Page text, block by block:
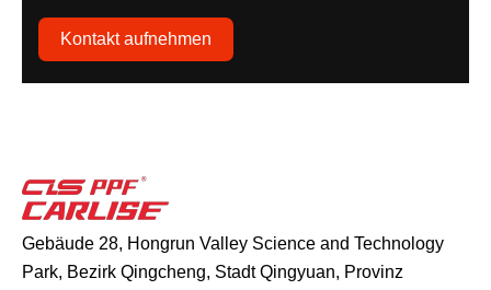
Kontakt aufnehmen
Gebäude 28, Hongrun Valley Science and Technology
Park, Bezirk Qingcheng, Stadt Qingyuan, Provinz